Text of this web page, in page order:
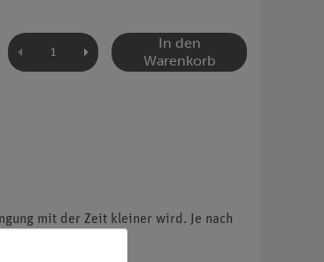
In den
Warenkorb
mit der Zeit kleiner wird. Je nach